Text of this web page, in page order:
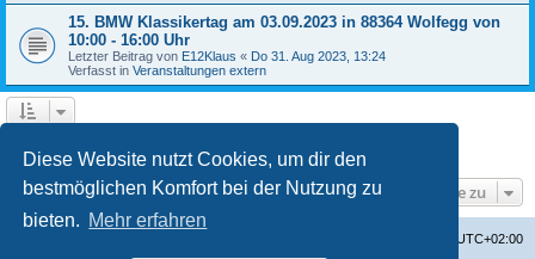
Diese Website nutzt Cookies, um dir den
bestmöglichen Komfort bei der Nutzung zu
bieten. Mehr erfahren
15. BMW Klassikertag am 03.09.2023 in 88364 Wolfegg von
10:00 - 16:00 Uhr
Letzter Beitrag von E12Klaus « Do 31. Aug 2023, 13:24
Verfasst in Veranstaltungen extern
Gehe zu
UTC+02:00